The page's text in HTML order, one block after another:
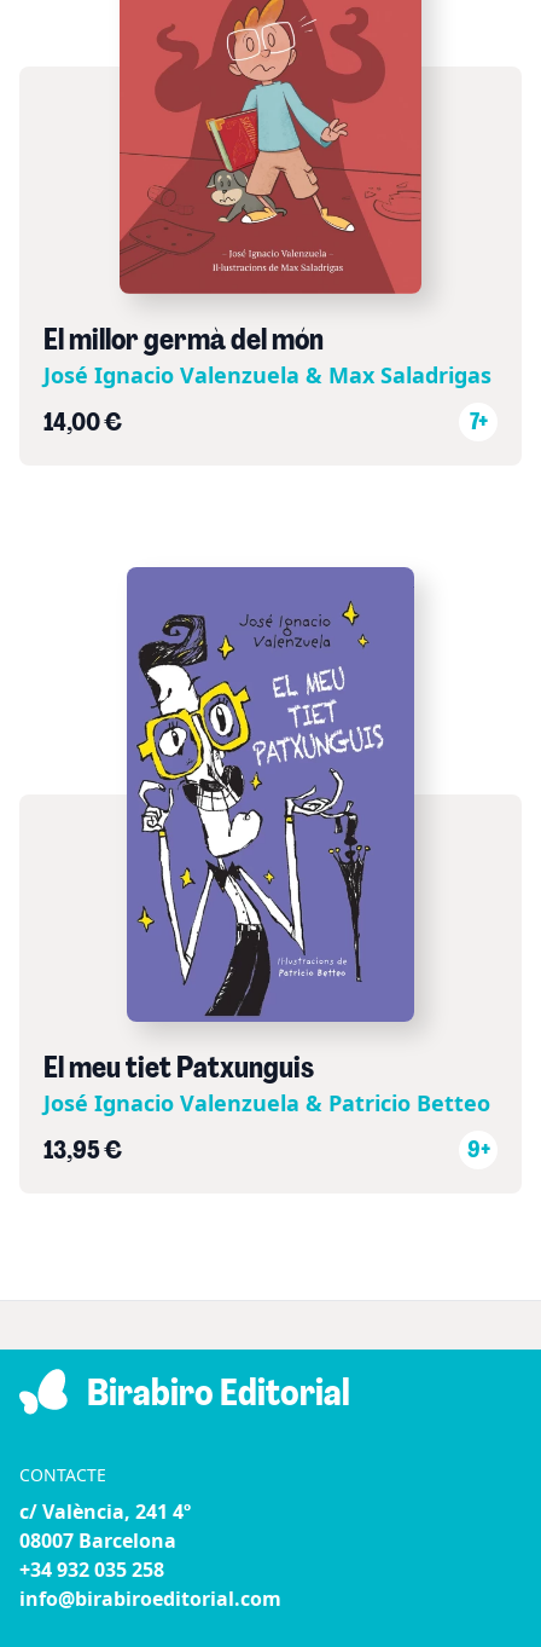
El millor germà del món
José Ignacio Valenzuela & Max Saladrigas
14,00 € 7+
El meu tiet Patxunguis
José Ignacio Valenzuela & Patricio Betteo
13,95 € 9+
Birabiro Editorial
CONTACTE
c/ València, 241 4º
08007 Barcelona
+34 932 035 258
info@birabiroeditorial.com